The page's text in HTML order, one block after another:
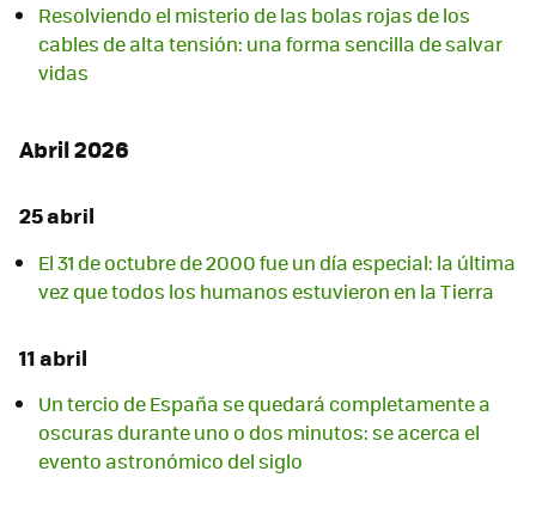
Resolviendo el misterio de las bolas rojas de los
cables de alta tensión: una forma sencilla de salvar
vidas
Abril 2026
25 abril
El 31 de octubre de 2000 fue un día especial: la última
vez que todos los humanos estuvieron en la Tierra
11 abril
Un tercio de España se quedará completamente a
oscuras durante uno o dos minutos: se acerca el
evento astronómico del siglo